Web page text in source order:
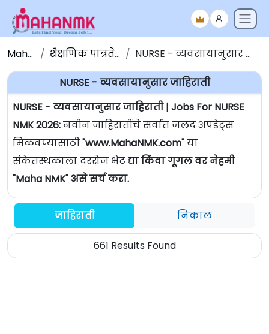
Maha NMK शैक्षणिक पात्रतेनुसार जाहिराती NURSE - व्यवसायानुसार जाहिराती | Jobs For NURSE
NURSE - व्यवसायानुसार जाहिराती
NURSE - व्यवसायानुसार जाहिराती | Jobs For NURSE
NMK 2026:नवीन जाहिरातींचे सर्वात जलद अपडेट्स
मिळवण्यासाठी"www.MahaNMK.com"या
संकेतस्थळाला दररोज भेट द्याकिंवा गूगल वर नेहमी
"Maha NMK" असे सर्च करा.
जाहिराती निकाल
661 Results Found